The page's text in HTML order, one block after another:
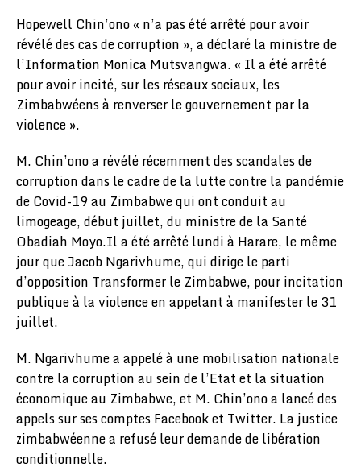
Hopewell Chin’ono « n’a pas été arrêté pour avoir
révélé des cas de corruption », a déclaré la ministre de
l’Information Monica Mutsvangwa. « Il a été arrêté
pour avoir incité, sur les réseaux sociaux, les
Zimbabwéens à renverser le gouvernement par la
violence ».
M. Chin’ono a révélé récemment des scandales de
corruption dans le cadre de la lutte contre la pandémie
de Covid-19 au Zimbabwe qui ont conduit au
limogeage, début juillet, du ministre de la Santé
Obadiah Moyo.Il a été arrêté lundi à Harare, le même
jour que Jacob Ngarivhume, qui dirige le parti
d’opposition Transformer le Zimbabwe, pour incitation
publique à la violence en appelant à manifester le 31
juillet.
M. Ngarivhume a appelé à une mobilisation nationale
contre la corruption au sein de l’Etat et la situation
économique au Zimbabwe, et M. Chin’ono a lancé des
appels sur ses comptes Facebook et Twitter. La justice
zimbabwéenne a refusé leur demande de libération
conditionnelle.